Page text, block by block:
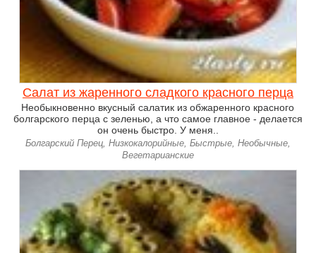
Салат из жаренного сладкого красного перца
Необыкновенно вкусный салатик из обжаренного красного
болгарского перца с зеленью, а что самое главное - делается
он очень быстро. У меня..
Болгарский Перец, Низкокалорийные, Быстрые, Необычные,
Вегетарианские